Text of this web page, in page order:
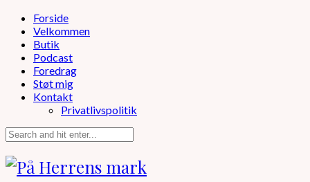
Forside
Velkommen
Butik
Podcast
Foredrag
Støt mig
Kontakt
Privatlivspolitik